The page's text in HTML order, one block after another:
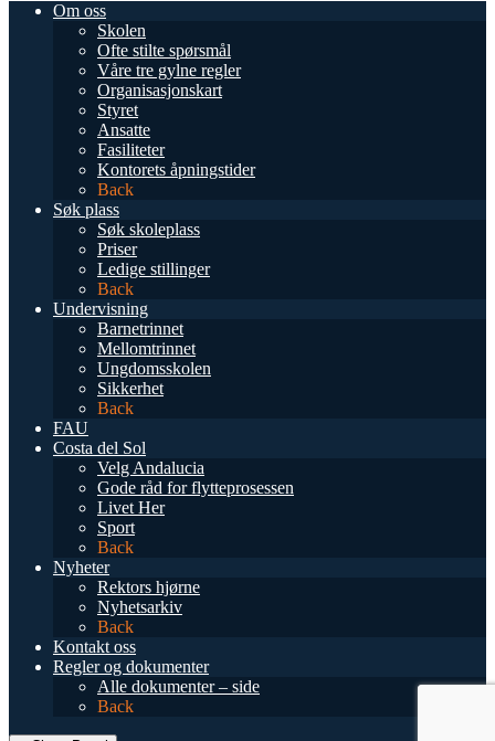
Om oss
Skolen
Ofte stilte spørsmål
Våre tre gylne regler
Organisasjonskart
Styret
Ansatte
Fasiliteter
Kontorets åpningstider
Back
Søk plass
Søk skoleplass
Priser
Ledige stillinger
Back
Undervisning
Barnetrinnet
Mellomtrinnet
Ungdomsskolen
Sikkerhet
Back
FAU
Costa del Sol
Velg Andalucia
Gode råd for flytteprosessen
Livet Her
Sport
Back
Nyheter
Rektors hjørne
Nyhetsarkiv
Back
Kontakt oss
Regler og dokumenter
Alle dokumenter – side
Back